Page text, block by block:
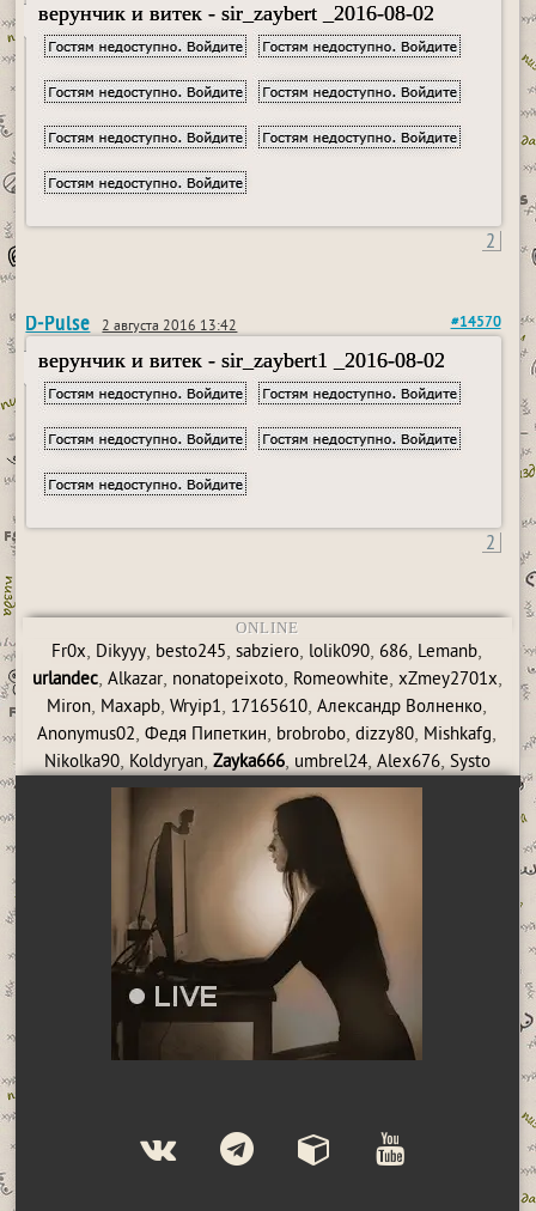
верунчик и витек - sir_zaybert _2016-08-02
2
D-Pulse 2 августа 2016 13:42 #14570
верунчик и витек - sir_zaybert1 _2016-08-02
2
ONLINE
Fr0x, Dikyyy, besto245,sabziero, lolik090, 686, Lemanb,
urlandec, Alkazar, nonatopeixoto, Romeowhite, xZmey2701x,
Miron, Maxapb,Wryip1, 17165610,Александр Волненко,
Anonymus02,Федя Пипеткин, brobrobo,dizzy80, Mishkafg,
Nikolka90, Koldyryan, Zayka666, umbrel24, Alex676, Systo